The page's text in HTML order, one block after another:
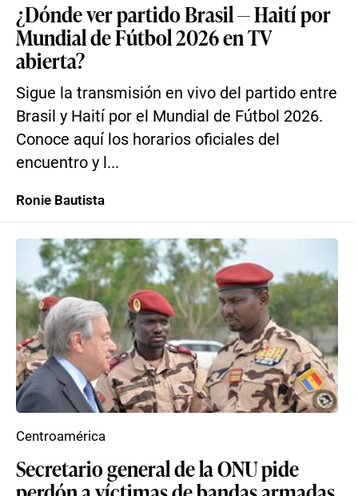
¿Dónde ver partido Brasil — Haití por
Mundial de Fútbol 2026 en TV
abierta?
Sigue la transmisión en vivo del partido entre
Brasil y Haití por el Mundial de Fútbol 2026.
Conoce aquí los horarios oficiales del
encuentro y l...
Ronie Bautista
Secretario general de la ONU pide
Centroamérica